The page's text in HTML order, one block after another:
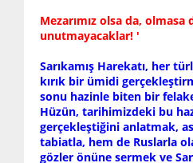
Mezarımız olsa da, olmasa
unutmayacaklar! '
Sarıkamış Harekatı, her
kırık bir ümidi
sonu hazinle biten bir
Hüzün, tarihimizdeki bu
gerçekleştiğini anlatmak,
tabiatla, hem de Ruslarla
gözler önüne sermek ve